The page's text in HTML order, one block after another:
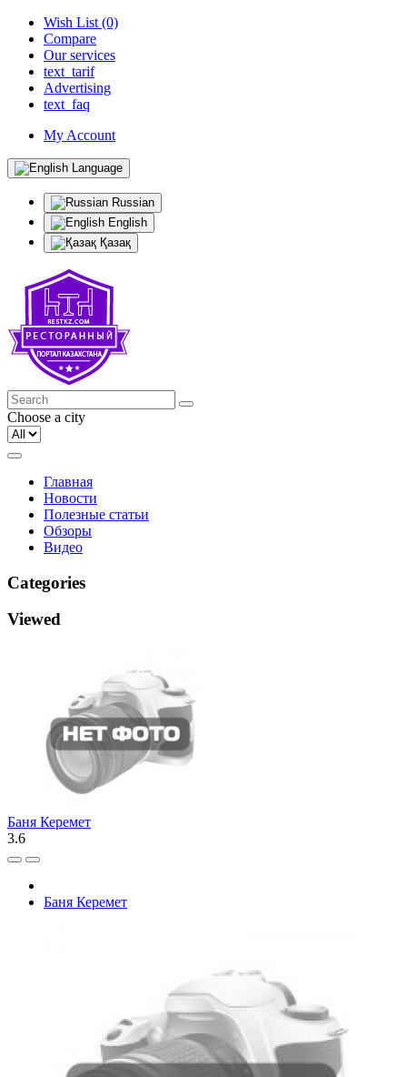
Wish List (0)
Compare
Our services
text_tarif
Advertising
text_faq
My Account
Language
Russian
English
Қазақ
Choose a city
Главная
Новости
Полезные статьи
Обзоры
Видео
Categories
Viewed
Баня Керемет
3.6
Баня Керемет